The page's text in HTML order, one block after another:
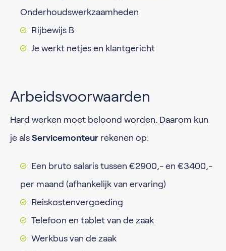
Onderhoudswerkzaamheden
Rijbewijs B
Je werkt netjes en klantgericht
Arbeidsvoorwaarden
Hard werken moet beloond worden. Daarom kun
je als Servicemonteur rekenen op:
Een bruto salaris tussen €2900,- en €3400,-
per maand (afhankelijk van ervaring)
Reiskostenvergoeding
Telefoon en tablet van de zaak
Werkbus van de zaak